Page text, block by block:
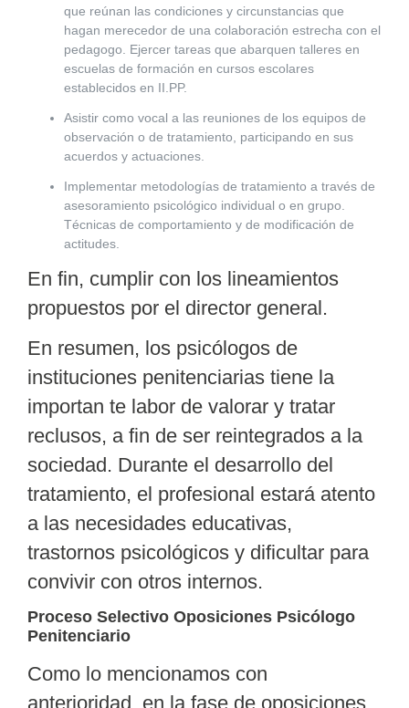
que reúnan las condiciones y circunstancias que
hagan merecedor de una colaboración estrecha con el
pedagogo. Ejercer tareas que abarquen talleres en
escuelas de formación en cursos escolares
establecidos en II.PP.
Asistir como vocal a las reuniones de los equipos de
observación o de tratamiento, participando en sus
acuerdos y actuaciones.
Implementar metodologías de tratamiento a través de
asesoramiento psicológico individual o en grupo.
Técnicas de comportamiento y de modificación de
actitudes.
En fin, cumplir con los lineamientos
propuestos por el director general.
En resumen, los psicólogos de
instituciones penitenciarias tiene la
importan te labor de valorar y tratar
reclusos, a fin de ser reintegrados a la
sociedad. Durante el desarrollo del
tratamiento, el profesional estará atento
a las necesidades educativas,
trastornos psicológicos y dificultar para
convivir con otros internos.
Proceso Selectivo Oposiciones Psicólogo
Penitenciario
Como lo mencionamos con
anterioridad, en la fase de oposiciones